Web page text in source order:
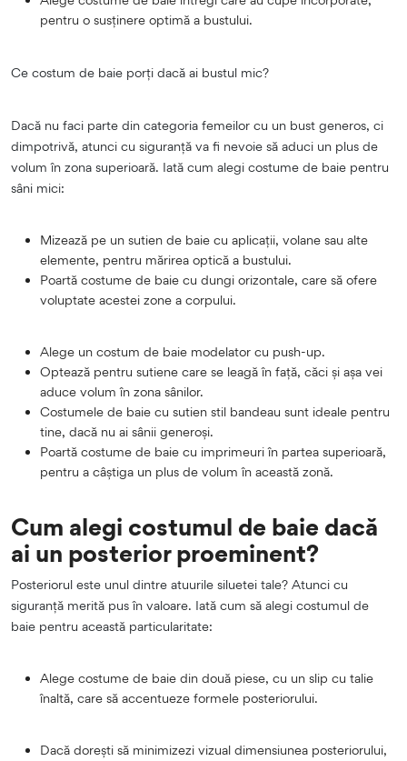
pentru o susținere optimă a bustului.
Ce costum de baie porți dacă ai bustul mic?
Dacă nu faci parte din categoria femeilor cu un bust generos, ci
dimpotrivă, atunci cu siguranță va fi nevoie să aduci un plus de
volum în zona superioară. Iată cum alegi costume de baie pentru
sâni mici:
Mizează pe un sutien de baie cu aplicații, volane sau alte
elemente, pentru mărirea optică a bustului.
Poartă costume de baie cu dungi orizontale, care să ofere
voluptate acestei zone a corpului.
Alege un costum de baie modelator cu push-up.
Optează pentru sutiene care se leagă în față, căci și așa vei
aduce volum în zona sânilor.
Costumele de baie cu sutien stil bandeau sunt ideale pentru
tine, dacă nu ai sânii generoși.
Poartă costume de baie cu imprimeuri în partea superioară,
pentru a câștiga un plus de volum în această zonă.
Cum alegi costumul de baie dacă
ai un posterior proeminent?
Posteriorul este unul dintre atuurile siluetei tale? Atunci cu
siguranță merită pus în valoare. Iată cum să alegi costumul de
baie pentru această particularitate:
Alege costume de baie din două piese, cu un slip cu talie
înaltă, care să accentueze formele posteriorului.
Dacă dorești să minimizezi vizual dimensiunea posteriorului,